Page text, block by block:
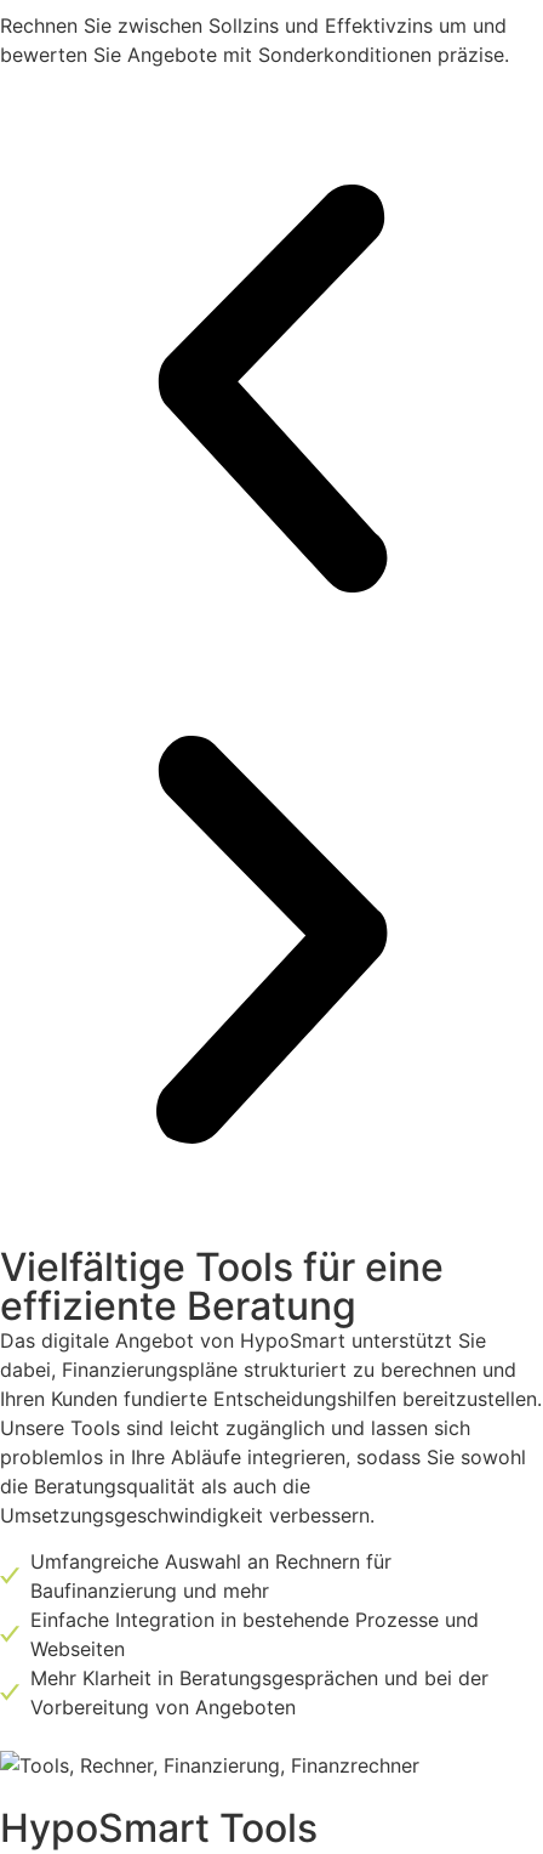
Rechnen Sie zwischen Sollzins und Effektivzins um und
bewerten Sie Angebote mit Sonderkonditionen präzise.
Vielfältige Tools für eine
effiziente Beratung
Das digitale Angebot von HypoSmart unterstützt Sie
dabei, Finanzierungspläne strukturiert zu berechnen und
Ihren Kunden fundierte Entscheidungshilfen bereitzustellen.
Unsere Tools sind leicht zugänglich und lassen sich
problemlos in Ihre Abläufe integrieren, sodass Sie sowohl
die Beratungsqualität als auch die
Umsetzungsgeschwindigkeit verbessern.
Umfangreiche Auswahl an Rechnern für
Baufinanzierung und mehr
Einfache Integration in bestehende Prozesse und
Webseiten
Mehr Klarheit in Beratungsgesprächen und bei der
Vorbereitung von Angeboten
HypoSmart Tools